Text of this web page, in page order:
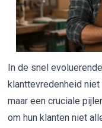
In de snel
klanttevredenheid
maar een cruciale
om hun klanten niet